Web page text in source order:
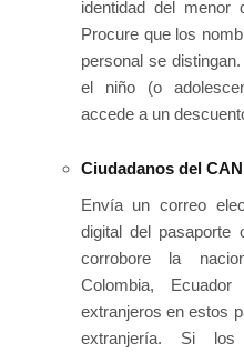
identidad del
Procure que los
personal se
el niño (o
accede a un
Ciudadanos del CAN
Envía un correo
digital del pasaporte
corrobore la
Colombia,
extranjeros en estos
extranjería. Si los